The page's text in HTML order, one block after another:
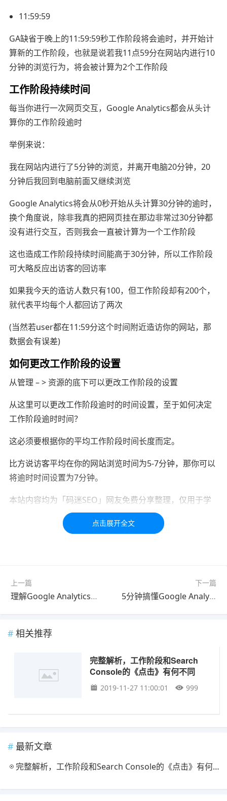
11:59:59
GA缺省于晚上的11:59:59秒工作阶段将会逾时，并开始计
算新的工作阶段，也就是说若我11点59分在网站内进行10
分钟的浏览行为，将会被计算为2个工作阶段
工作阶段持续时间
每当你进行一次网页交互，Google Analytics都会从头计
算你的工作阶段逾时
举例来说：
我在网站内进行了5分钟的浏览，并离开电脑20分钟，20
分钟后我回到电脑前面又继续浏览
Google Analytics将会从0秒开始从头计算30分钟的逾时，
换个角度说，除非我真的把网页挂在那边非常过30分钟都
没有进行交互，否则我会一直被计算为一个工作阶段
这也造成工作阶段持续时间能高于30分钟，所以工作阶段
可大略反应出访客的回访率
如果我今天的造访人数只有100，但工作阶段却有200个，
就代表平均每个人都回访了两次
(当然若user都在11:59分这个时间附近造访你的网站，那
数据会有误差)
如何更改工作阶段的设置
从管理 – > 资源的底下可以更改工作阶段的设置
从这里可以更改工作阶段逾时的时间设置，至于如何决定
工作阶段逾时时间？
这必须要根据你的平均工作阶段时间长度而定。
比方说访客平均在你的网站浏览时间为5-7分钟，那你可以
将逾时时间设置为7分钟。
本站内容均为「码迷SEO」网友免费分享整理，仅用于学
习交流，如有疑问，请联系我们48小时处理！！！！
上一篇
理解Google Analytics的帐户、资源、数据查看
下一篇
5分钟搞懂Google Analytics的指针、维度
相关推荐
完整解析，工作阶段和Search
Console的《点击》有何不同
2019-11-27 11:00:01 999
最新文章
完整解析，工作阶段和Search Console的《点击》有何不同